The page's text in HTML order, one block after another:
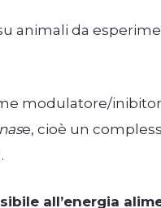
animali da
modulatore/
e, cioè un
all’energia